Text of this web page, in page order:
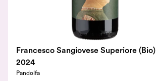
Francesco Sangiovese Superiore (Bio)
2024
Pandolfa